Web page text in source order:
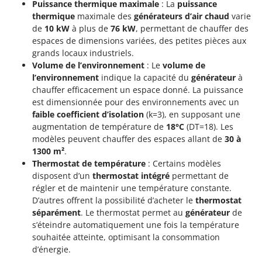
Puissance thermique maximale : La puissance
thermique maximale des générateurs d’air chaud varie
de 10 kW à plus de 76 kW, permettant de chauffer des
espaces de dimensions variées, des petites pièces aux
grands locaux industriels.
Volume de l’environnement : Le volume de
l’environnement indique la capacité du générateur à
chauffer efficacement un espace donné. La puissance
est dimensionnée pour des environnements avec un
faible coefficient d’isolation (k=3), en supposant une
augmentation de température de 18°C (DT=18). Les
modèles peuvent chauffer des espaces allant de 30 à
1300 m².
Thermostat de température : Certains modèles
disposent d’un thermostat intégré permettant de
régler et de maintenir une température constante.
D’autres offrent la possibilité d’acheter le thermostat
séparément. Le thermostat permet au générateur de
s’éteindre automatiquement une fois la température
souhaitée atteinte, optimisant la consommation
d’énergie.